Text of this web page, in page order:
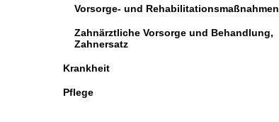
Vorsorge- und Rehabilitationsmaßnahmen
Zahnärztliche Vorsorge und Behandlung,
Zahnersatz
Krankheit
Pflege